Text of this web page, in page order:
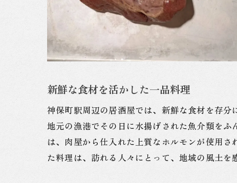
新鮮な食材を活かした一品料理
神保町駅周辺の居酒屋では、新鮮な食材を存分
地元の漁港でその日に水揚げされた魚介類を
は、肉屋から仕入れた上質なホルモンが使用
た料理は、訪れる人々にとって、地域の風土を